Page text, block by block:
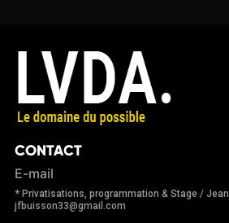
CONTACT
E-mail
* Privatisations, programmation & Stage /
jfbuisson33@gmail.com